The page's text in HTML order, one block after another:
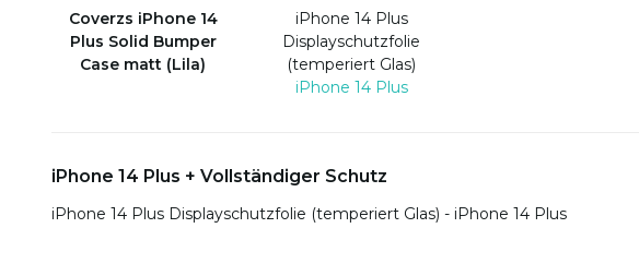
Coverzs iPhone 14
Plus Solid Bumper
Case matt (Lila)
iPhone 14 Plus
Displayschutzfolie
(temperiert Glas)
iPhone 14 Plus
iPhone 14 Plus + Vollständiger Schutz
iPhone 14 Plus Displayschutzfolie (temperiert Glas) - iPhone 14 Plus